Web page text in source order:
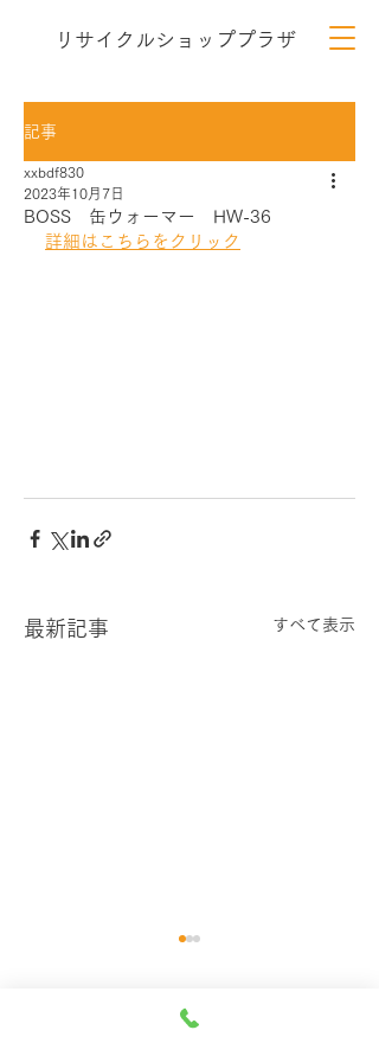
リサイクルショッププラザ
記事
BOSS 缶ウォーマー HW-36
xxbdf830
2023年10月7日
詳細はこちらをクリック
最新記事 すべて表示